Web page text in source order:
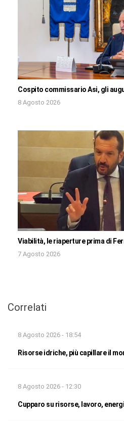
Cospito commissario Asi, gli
8 Agosto 2026
Viabilità, le riaperture prima di
7 Agosto 2026
Correlati
8 Agosto 2026 - 18:54
Risorse idriche, più capillare il
8 Agosto 2026 - 12:30
Cupparo su risorse, lavoro,